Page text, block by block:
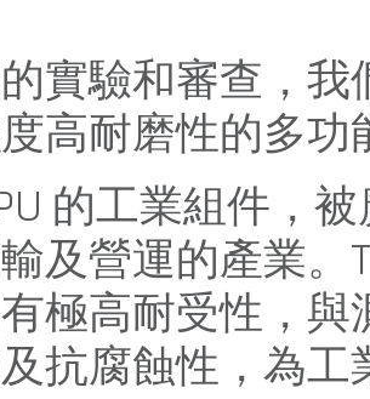
實驗和審查，我
高耐磨性的多功
的工業組件，
及營運的產業。
極高耐受性，與
抗腐蝕性，為工